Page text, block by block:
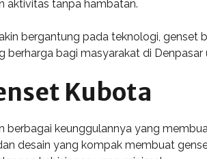
aktivitas tanpa hambatan.
bergantung pada teknologi, genset
berharga bagi masyarakat di
Kubota
berbagai keunggulannya yang
desain yang kompak membuat